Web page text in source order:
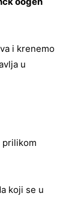
i krenemo
u
prilikom
koji se u